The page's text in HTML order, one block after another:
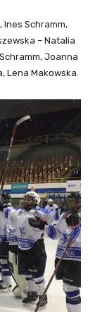
Ines Schramm,
– Natalia
Joanna
Lena Makowska.